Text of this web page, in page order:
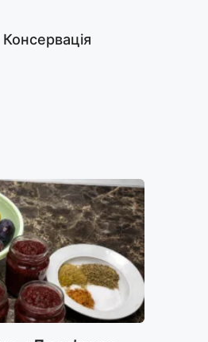
Консервація